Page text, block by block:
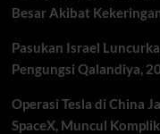
Besar Akibat
Pasukan Israel
Pengungsi Qalandiya,
Operasi Tesla di China
SpaceX, Muncul